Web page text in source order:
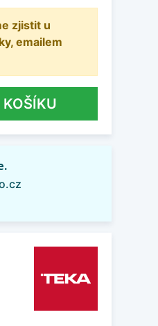
zjistit u
emailem
KOŠÍKU